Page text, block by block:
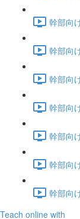
幹部向
幹部向
幹部向
幹部向
幹部向
幹部向
幹部向
Teach online with